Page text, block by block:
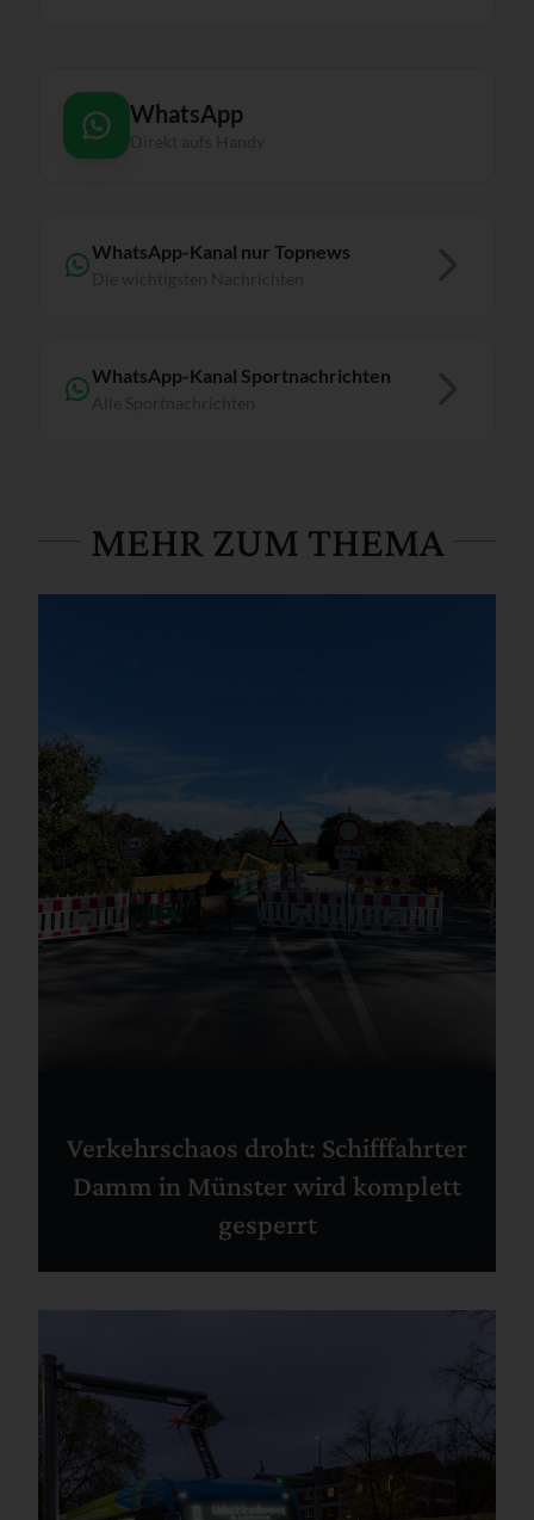
WhatsApp
WhatsApp-Kanal nur Topnews
WhatsApp-Kanal Sportnachrichten
MEHR ZUM THEMA
Verkehrschaos droht: Schifffahrter
Damm in Münster wird komplett
gesperrt